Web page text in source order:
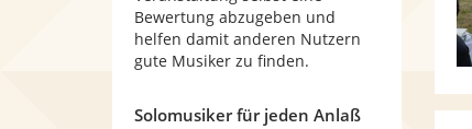
Bewertung abzugeben und
helfen damit anderen Nutzern
gute Musiker zu finden.
Solomusiker für jeden Anlaß